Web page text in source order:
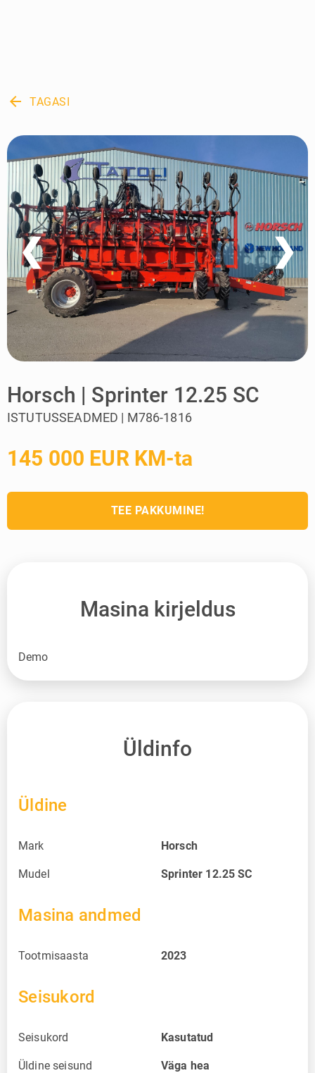
arrow_back TAGASI
❮ ❯
Horsch | Sprinter 12.25 SC
ISTUTUSSEADMED | M786-1816
145 000 EUR KM-ta
TEE PAKKUMINE!
Masina kirjeldus
Demo
Üldinfo
Üldine
Mark Horsch
Mudel Sprinter 12.25 SC
Masina andmed
Tootmisaasta 2023
Seisukord
Seisukord Kasutatud
Üldine seisund Väga hea